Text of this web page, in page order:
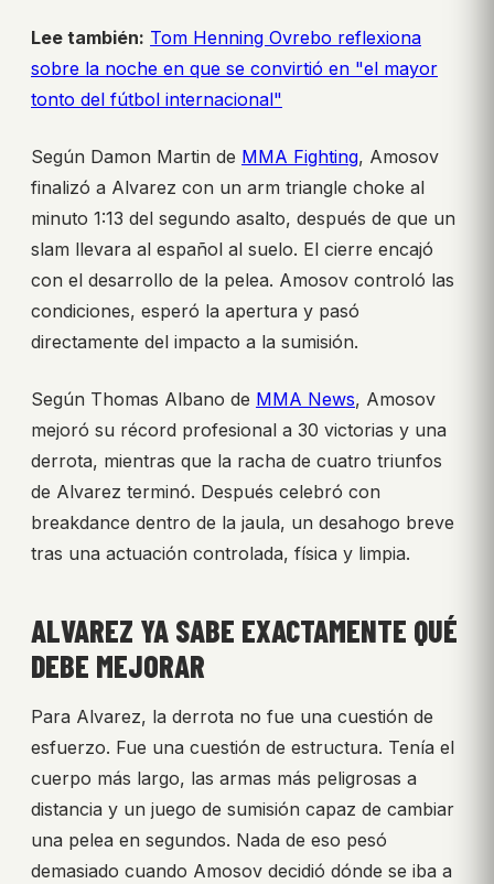
Lee también: Tom Henning Ovrebo reflexiona
sobre la noche en que se convirtió en "el mayor
tonto del fútbol internacional"
Según Damon Martin de MMA Fighting, Amosov
finalizó a Alvarez con un arm triangle choke al
minuto 1:13 del segundo asalto, después de que un
slam llevara al español al suelo. El cierre encajó
con el desarrollo de la pelea. Amosov controló las
condiciones, esperó la apertura y pasó
directamente del impacto a la sumisión.
Según Thomas Albano de MMA News, Amosov
mejoró su récord profesional a 30 victorias y una
derrota, mientras que la racha de cuatro triunfos
de Alvarez terminó. Después celebró con
breakdance dentro de la jaula, un desahogo breve
tras una actuación controlada, física y limpia.
ALVAREZ YA SABE EXACTAMENTE QUÉ
DEBE MEJORAR
Para Alvarez, la derrota no fue una cuestión de
esfuerzo. Fue una cuestión de estructura. Tenía el
cuerpo más largo, las armas más peligrosas a
distancia y un juego de sumisión capaz de cambiar
una pelea en segundos. Nada de eso pesó
demasiado cuando Amosov decidió dónde se iba a